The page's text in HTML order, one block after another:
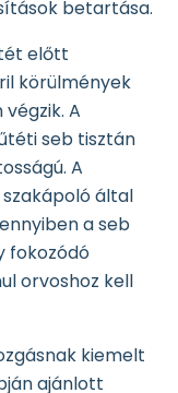
betartása.
előtt
körülmények
A
seb tisztán
A
által
a seb
fokozódó
orvoshoz kell
kiemelt
ajánlott